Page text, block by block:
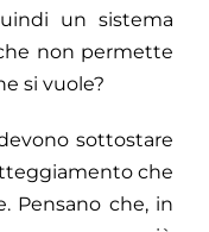
un sistema
non permette
si vuole?
sottostare
che
Pensano che, in